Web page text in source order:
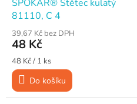
SPOKAR® Štětec kulatý
81110, C 4
39,67 Kč bez DPH
48 Kč
Měrná
cena:
48 Kč / 1 ks
Do košíku